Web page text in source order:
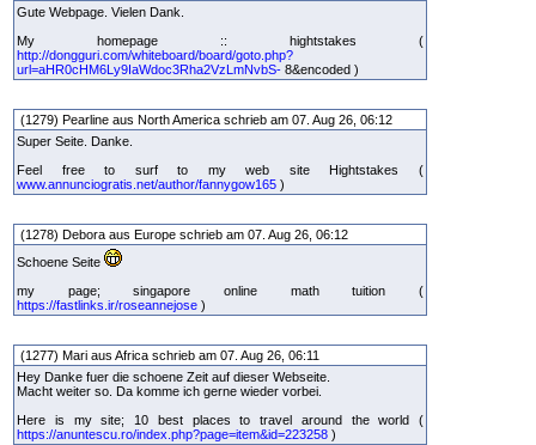
Gute Webpage. Vielen Dank.
My homepage :: hightstakes (
http://dongguri.com/whiteboard/board/goto.php?
url=aHR0cHM6Ly9IaWdoc3Rha2VzLmNvbS- 8&encoded )
(1279) Pearline aus North America schrieb am 07. Aug 26, 06:12
Super Seite. Danke.
Feel free to surf to my web site Hightstakes (
www.annunciogratis.net/author/fannygow165 )
(1278) Debora aus Europe schrieb am 07. Aug 26, 06:12
Schoene Seite
my page; singapore online math tuition (
https://fastlinks.ir/roseannejose )
(1277) Mari aus Africa schrieb am 07. Aug 26, 06:11
Hey Danke fuer die schoene Zeit auf dieser Webseite.
Macht weiter so. Da komme ich gerne wieder vorbei.
Here is my site; 10 best places to travel around the world (
https://anuntescu.ro/index.php?page=item&id=223258 )